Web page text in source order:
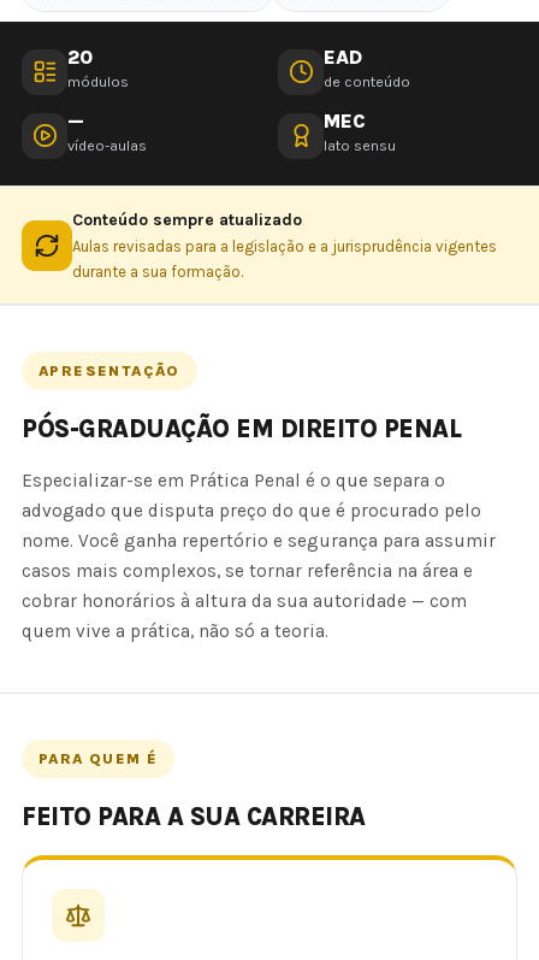
20
módulos
EAD
de conteúdo
—
vídeo-aulas
MEC
lato sensu
Conteúdo sempre atualizado
Aulas revisadas para a legislação e a jurisprudência vigentes
durante a sua formação.
APRESENTAÇÃO
PÓS-GRADUAÇÃO EM DIREITO PENAL
Especializar-se em Prática Penal é o que separa o
advogado que disputa preço do que é procurado pelo
nome. Você ganha repertório e segurança para assumir
casos mais complexos, se tornar referência na área e
cobrar honorários à altura da sua autoridade — com
quem vive a prática, não só a teoria.
PARA QUEM É
FEITO PARA A SUA CARREIRA